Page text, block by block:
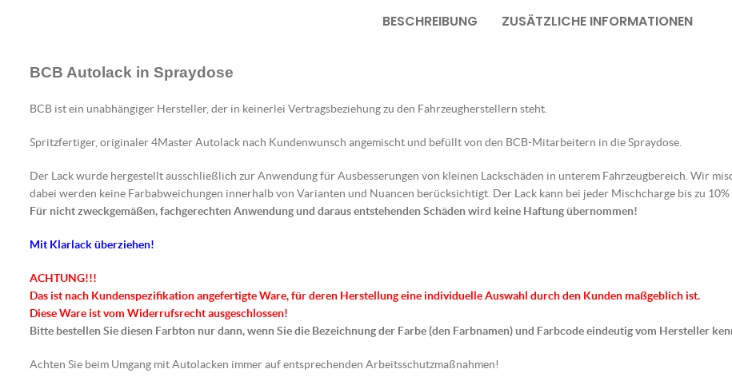
BESCHREIBUNG ZUSÄTZLICHE INFORMATIONEN
BCB Autolack in Spraydose
BCB ist ein unabhängiger Hersteller, der in keinerlei Vertragsbeziehung zu den Fahrzeugherstellern steht.
Spritzfertiger, originaler 4Master Autolack nach Kundenwunsch angemischt und befüllt von den BCB-Mitarbeitern in die Spraydose.
Der Lack wurde hergestellt ausschließlich zur Anwendung für Ausbesserungen von kleinen Lackschäden in unterem Fahrzeugbereich. Wir
dabei werden keine Farbabweichungen innerhalb von Varianten und Nuancen berücksichtigt. Der Lack kann bei jeder Mischcharge bis zu
Für nicht zweckgemäßen, fachgerechten Anwendung und daraus entstehenden Schäden wird keine Haftung übernommen!
Mit Klarlack überziehen!
ACHTUNG!!!
Das ist nach Kundenspezifikation angefertigte Ware, für deren Herstellung eine individuelle Auswahl durch den Kunden maßgeblich ist.
Diese Ware ist vom Widerrufsrecht ausgeschlossen!
Bitte bestellen Sie diesen Farbton nur dann, wenn Sie die Bezeichnung der Farbe (den Farbnamen) und Farbcode eindeutig vom Hersteller
Achten Sie beim Umgang mit Autolacken immer auf entsprechenden Arbeitsschutzmaßnahmen!